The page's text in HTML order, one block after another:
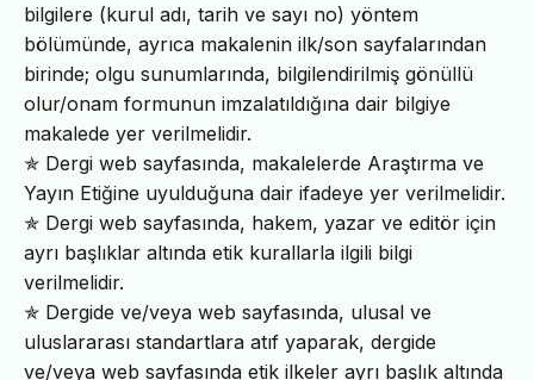
bilgilere (kurul adı, tarih ve sayı no) yöntem
bölümünde, ayrıca makalenin ilk/son sayfalarından
birinde; olgu sunumlarında, bilgilendirilmiş gönüllü
olur/onam formunun imzalatıldığına dair bilgiye
makalede yer verilmelidir.
✯ Dergi web sayfasında, makalelerde Araştırma ve
Yayın Etiğine uyulduğuna dair ifadeye yer verilmelidir.
✯ Dergi web sayfasında, hakem, yazar ve editör için
ayrı başlıklar altında etik kurallarla ilgili bilgi
verilmelidir.
✯ Dergide ve/veya web sayfasında, ulusal ve
uluslararası standartlara atıf yaparak, dergide
ve/veya web sayfasında etik ilkeler ayrı başlık altında